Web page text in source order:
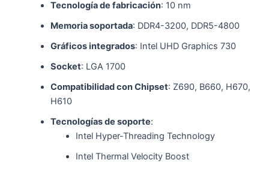
Tecnología de fabricación: 10 nm
Memoria soportada: DDR4-3200, DDR5-4800
Gráficos integrados: Intel UHD Graphics 730
Socket: LGA 1700
Compatibilidad con Chipset: Z690, B660, H670,
H610
Tecnologías de soporte:
Intel Hyper-Threading Technology
Intel Thermal Velocity Boost